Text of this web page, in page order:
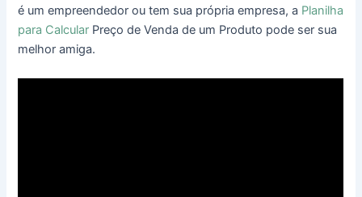
é um empreendedor ou tem sua própria empresa, a Planilha
para Calcular Preço de Venda de um Produto pode ser sua
melhor amiga.